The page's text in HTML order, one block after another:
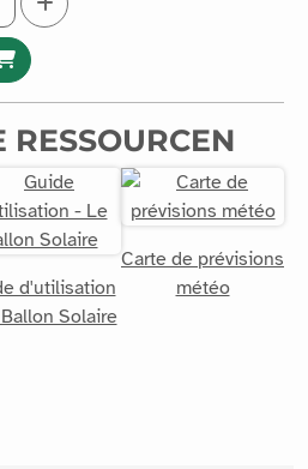
RESSOURCEN
d'utilisation
Solaire
Carte de prévisions
météo